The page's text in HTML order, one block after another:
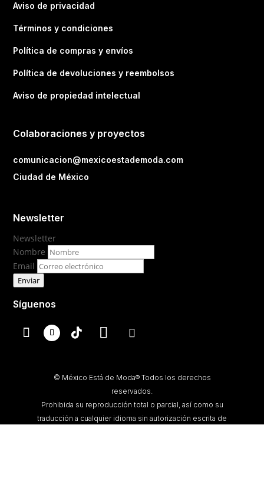
Aviso de privacidad
Términos y condiciones
Política de compras y envíos
Política de devoluciones y reembolsos
Aviso de propiedad intelectual
Colaboraciones y proyectos
comunicacion@mexicoestademoda.com
Ciudad de México
Newsletter
Newsletter
Nombre
Email
Enviar
Síguenos
© México Está de Moda® Todos los derechos
reservados.
Prohibida su reproducción total o parcial, así como su
traducción a cualquier idioma sin autorización escrita de